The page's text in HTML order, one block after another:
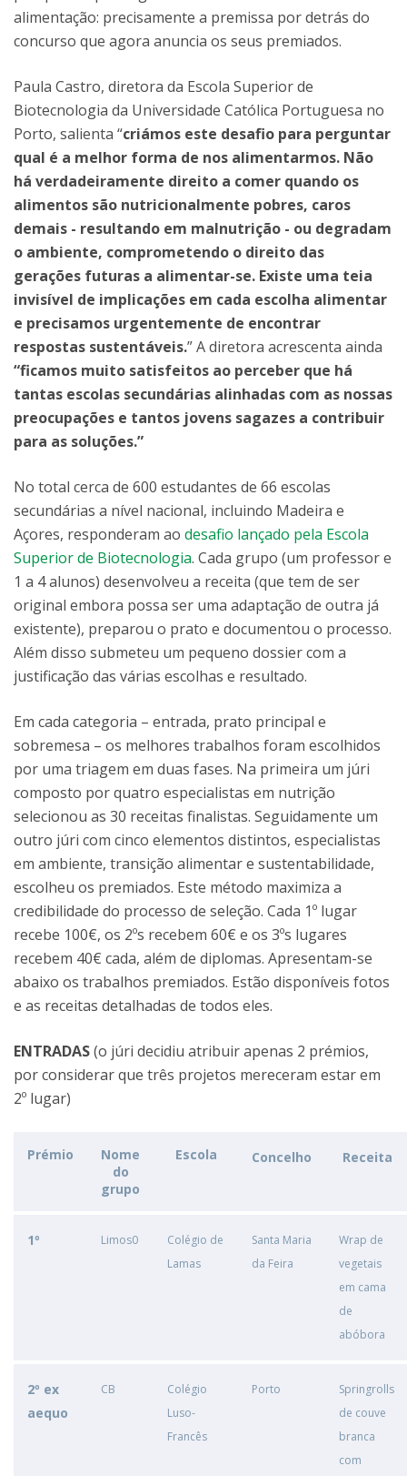
alimentação: precisamente a premissa por detrás do
concurso que agora anuncia os seus premiados.
Paula Castro, diretora da Escola Superior de
Biotecnologia da Universidade Católica Portuguesa no
Porto, salienta “criámos este desafio para perguntar
qual é a melhor forma de nos alimentarmos. Não
há verdadeiramente direito a comer quando os
alimentos são nutricionalmente pobres, caros
demais - resultando em malnutrição - ou degradam
o ambiente, comprometendo o direito das
gerações futuras a alimentar-se. Existe uma teia
invisível de implicações em cada escolha alimentar
e precisamos urgentemente de encontrar
respostas sustentáveis.” A diretora acrescenta ainda
“ficamos muito satisfeitos ao perceber que há
tantas escolas secundárias alinhadas com as nossas
preocupações e tantos jovens sagazes a contribuir
para as soluções.”
No total cerca de 600 estudantes de 66 escolas
secundárias a nível nacional, incluindo Madeira e
Açores, responderam ao desafio lançado pela Escola
Superior de Biotecnologia. Cada grupo (um professor e
1 a 4 alunos) desenvolveu a receita (que tem de ser
original embora possa ser uma adaptação de outra já
existente), preparou o prato e documentou o processo.
Além disso submeteu um pequeno dossier com a
justificação das várias escolhas e resultado.
Em cada categoria – entrada, prato principal e
sobremesa – os melhores trabalhos foram escolhidos
por uma triagem em duas fases. Na primeira um júri
composto por quatro especialistas em nutrição
selecionou as 30 receitas finalistas. Seguidamente um
outro júri com cinco elementos distintos, especialistas
em ambiente, transição alimentar e sustentabilidade,
escolheu os premiados. Este método maximiza a
credibilidade do processo de seleção. Cada 1º lugar
recebe 100€, os 2ºs recebem 60€ e os 3ºs lugares
recebem 40€ cada, além de diplomas. Apresentam-se
abaixo os trabalhos premiados. Estão disponíveis fotos
e as receitas detalhadas de todos eles.
ENTRADAS(o júri decidiu atribuir apenas 2 prémios,
por considerar que três projetos mereceram estar em
2º lugar)
Prémio
Nome
do
grupo
Escola Concelho Receita
1º Limos0
Colégio de
Lamas
Santa Maria
da Feira
Wrap de
vegetais
em cama
de
abóbora
2º ex
aequo
CB
Colégio
Luso-
Francês
Porto
Springrolls
de couve
branca
com